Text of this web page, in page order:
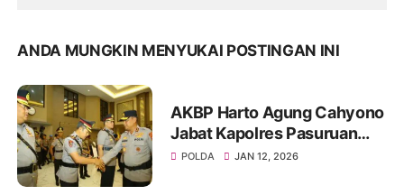
ANDA MUNGKIN MENYUKAI POSTINGAN INI
AKBP Harto Agung Cahyono
Jabat Kapolres Pasuruan
Gantikan AKBP Jazuli
POLDA JAN 12, 2026